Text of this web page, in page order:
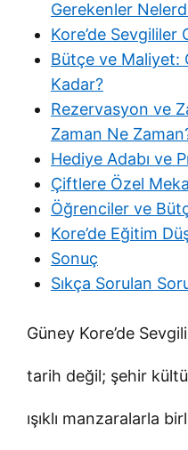
Gerekenler
Kore’de Sevgililer
Bütçe ve Maliyet:
Kadar?
Rezervasyon ve
Zaman Ne
Hediye Adabı ve
Çiftlere Özel
Öğrenciler ve
Kore’de Eğitim
Sonuç
Sıkça Sorulan
Güney Kore’de
tarih değil; şehir
ışıklı manzaralarla